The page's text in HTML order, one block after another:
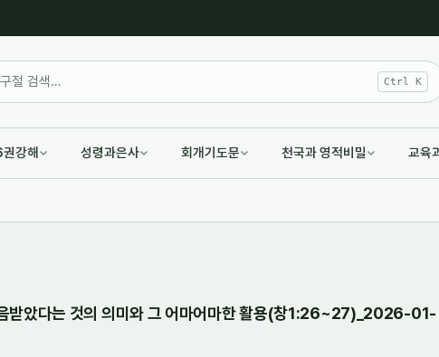
Ctrl K
강해 성령과은사 회개기도문 천국과 영적비밀 교육
받았다는 것의 의미와 그 어마어마한 활용(창1:26~27)_2026-01-